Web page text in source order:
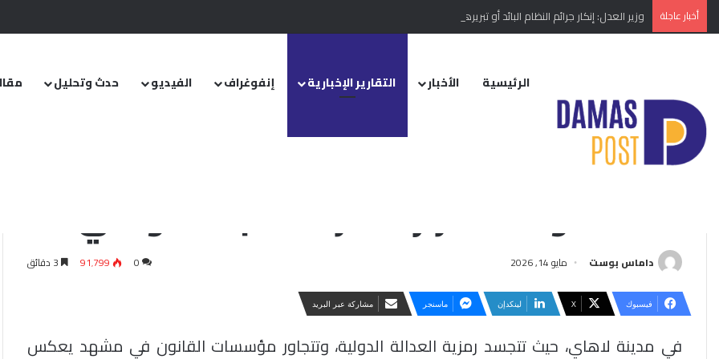
أخبار عاجلة وزير العدل: إنكار جرائم النظام البائد أو تبريرها مخالفة دستورية.. ومشروع قانون خاص إلى مجلس الشعب
الرئيسية الأخبار التقارير الإخبارية إنفوغراف الفيديو حدث وتحليل
الرئيسية/التقارير الإخبارية
العدالة والاستقرار… شراكة البناء الوطني
العدالة والاستقرار… شراكة البناء الوطني
داماس بوست مايو 14, 2026 0 91٬799
فيسبوك ‫X لينكدإن ماسنجر مشاركة عبر البريد
في مدينة لاهاي، حيث تتجسد رمزية العدالة الدولية، وتتجاور مؤسسات القانون في مشهد يعكس